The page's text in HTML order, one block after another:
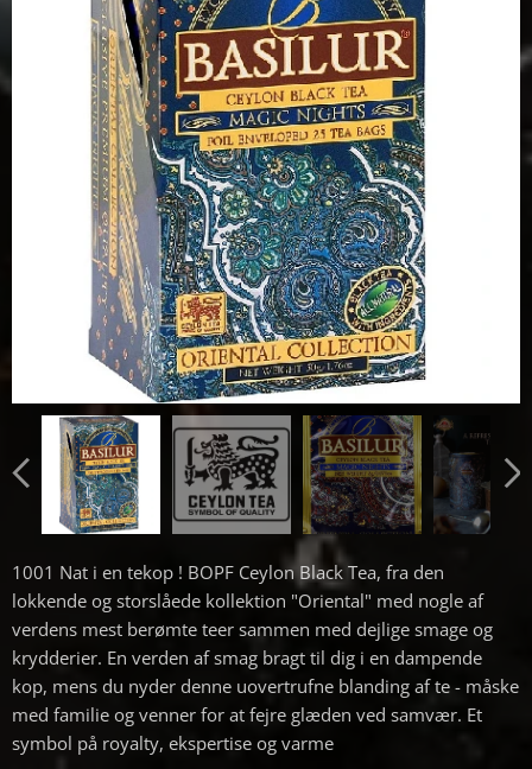
1001 Nat i en tekop ! BOPF Ceylon Black Tea, fra den
lokkende og storslåede kollektion "Oriental" med nogle af
verdens mest berømte teer sammen med dejlige smage og
krydderier. En verden af ​​smag bragt til dig i en dampende
kop, mens du nyder denne uovertrufne blanding af te - måske
med familie og venner for at fejre glæden ved samvær. Et
symbol på royalty, ekspertise og varme